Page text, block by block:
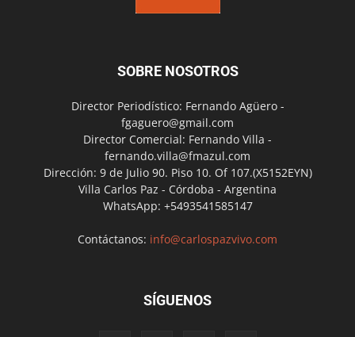
SOBRE NOSOTROS
Director Periodístico: Fernando Agüero -
fgaguero@gmail.com
Director Comercial: Fernando Villa -
fernando.villa@fmazul.com
Dirección: 9 de Julio 90. Piso 10. Of 107.(X5152EYN)
Villa Carlos Paz - Córdoba - Argentina
WhatsApp: +5493541585147
Contáctanos: info@carlospazvivo.com
SÍGUENOS